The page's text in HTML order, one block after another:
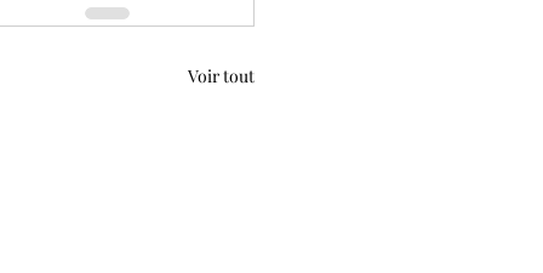
Voir tout